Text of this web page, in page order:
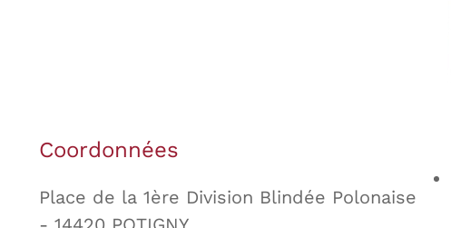
Coordonnées
Place de la 1ère Division Blindée Polonaise